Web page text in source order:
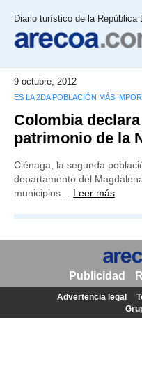
Diario turístico de la República
9 octubre, 2012
ES LA 2DA POBLACIÓN MÁS
Colombia
patrimonio de la
Ciénaga, la segunda
departamento del
municipios… Leer más
Publicidad
Advertencia legal